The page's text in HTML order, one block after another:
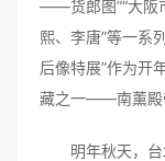
——货郎图”“大阪
熙、李唐”等一系
后像特展”作为开
藏之一——南薰殿
明年秋天，台